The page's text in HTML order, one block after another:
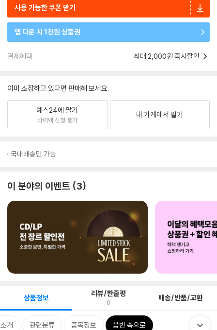
사용 가능한 쿠폰 받기
앱 다운 시 1천원 상품권
결제혜택 최대 2,000원 즉시할인
이미 소장하고 있다면 판매해 보세요.
예스24에 팔기
바이백 신청 불가
내 가게에서 팔기
국내배송만 가능
이 분야의 이벤트 3
상품정보 리뷰/한줄평
0 배송/반품/교환
개 관련분류 품목정보 음반 속으로